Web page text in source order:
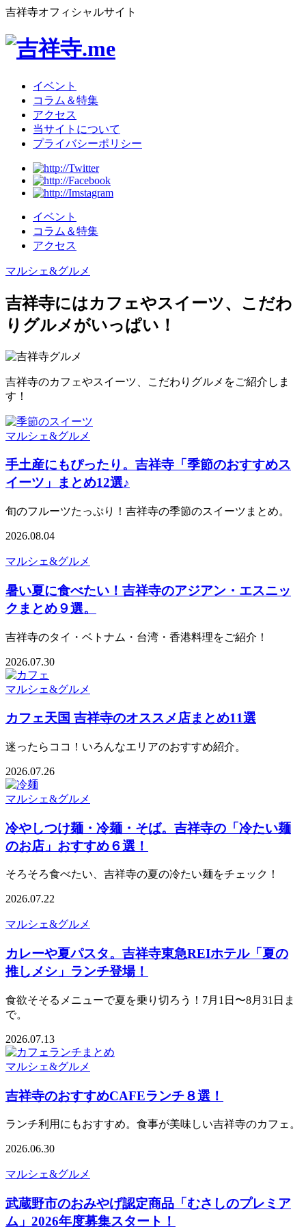
吉祥寺オフィシャルサイト
イベント
コラム＆特集
アクセス
当サイトについて
プライバシーポリシー
イベント
コラム＆特集
アクセス
マルシェ&グルメ
吉祥寺にはカフェやスイーツ、こだわ
りグルメがいっぱい！
吉祥寺のカフェやスイーツ、こだわりグルメをご紹介しま
す！
マルシェ&グルメ
手土産にもぴったり。吉祥寺「季節のおすすめス
イーツ」まとめ12選♪
旬のフルーツたっぷり！吉祥寺の季節のスイーツまとめ。
2026.08.04
マルシェ&グルメ
暑い夏に食べたい！吉祥寺のアジアン・エスニッ
クまとめ９選。
吉祥寺のタイ・ベトナム・台湾・香港料理をご紹介！
2026.07.30
マルシェ&グルメ
カフェ天国 吉祥寺のオススメ店まとめ11選
迷ったらココ！いろんなエリアのおすすめ紹介。
2026.07.26
マルシェ&グルメ
冷やしつけ麺・冷麺・そば。吉祥寺の「冷たい麺
のお店」おすすめ６選！
そろそろ食べたい、吉祥寺の夏の冷たい麺をチェック！
2026.07.22
マルシェ&グルメ
カレーや夏パスタ。吉祥寺東急REIホテル「夏の
推しメシ」ランチ登場！
食欲そそるメニューで夏を乗り切ろう！7月1日〜8月31日ま
で。
2026.07.13
マルシェ&グルメ
吉祥寺のおすすめCAFEランチ８選！
ランチ利用にもおすすめ。食事が美味しい吉祥寺のカフェ。
2026.06.30
マルシェ&グルメ
武蔵野市のおみやげ認定商品「むさしのプレミア
ム」2026年度募集スタート！